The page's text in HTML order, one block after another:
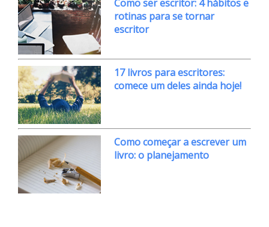
Como ser escritor: 4 hábitos e
rotinas para se tornar
escritor
17 livros para escritores:
comece um deles ainda hoje!
Como começar a escrever um
livro: o planejamento